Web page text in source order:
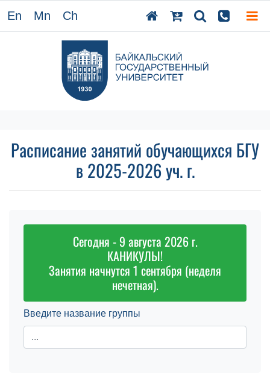
En Mn Ch
Расписание занятий обучающихся БГУ
в 2025-2026 уч. г.
Сегодня - 9 августа 2026 г.
КАНИКУЛЫ!
Занятия начнутся 1 сентября (неделя
нечетная).
Введите название группы